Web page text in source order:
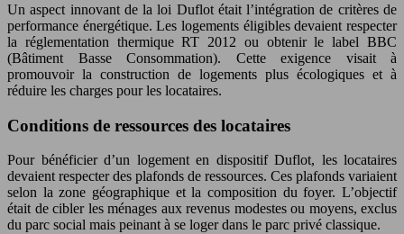
Un aspect innovant de la loi Duflot était l’intégration de critères de
performance énergétique. Les logements éligibles devaient respecter
la réglementation thermique RT 2012 ou obtenir le label BBC
(Bâtiment Basse Consommation). Cette exigence visait à
promouvoir la construction de logements plus écologiques et à
réduire les charges pour les locataires.
Conditions de ressources des locataires
Pour bénéficier d’un logement en dispositif Duflot, les locataires
devaient respecter des plafonds de ressources. Ces plafonds variaient
selon la zone géographique et la composition du foyer. L’objectif
était de cibler les ménages aux revenus modestes ou moyens, exclus
du parc social mais peinant à se loger dans le parc privé classique.